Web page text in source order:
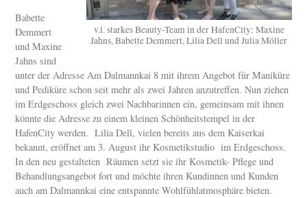
v.l. starkes Beauty-Team in der HafenCity: Maxine
Jahns, Babette Demmert, Lilia Dell und Julia Möller
Babette
Demmert
und Maxine
Jahns sind
unter der Adresse Am Dalmannkai 8 mit ihrem Angebot für Maniküre
und Pediküre schon seit mehr als zwei Jahren anzutreffen. Nun ziehen
im Erdgeschoss gleich zwei Nachbarinnen ein, gemeinsam mit ihnen
könnte die Adresse zu einem kleinen Schönheitstempel in der
HafenCity werden. Lilia Dell, vielen bereits aus dem Kaiserkai
bekannt, eröffnet am 3. August ihr Kosmetikstudio im Erdgeschoss.
In den neu gestalteten Räumen setzt sie ihr Kosmetik- Pflege und
Behandlungsangebot fort und möchte ihren Kundinnen und Kunden
auch am Dalmannkai eine entspannte Wohlfühlatmosphäre bieten.